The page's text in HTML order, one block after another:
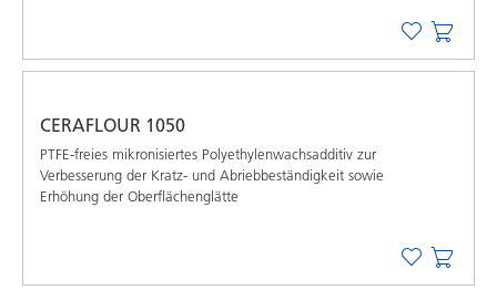
CERAFLOUR 1050
PTFE-freies mikronisiertes Polyethylenwachsadditiv zur
Verbesserung der Kratz- und Abriebbeständigkeit sowie
Erhöhung der Oberflächenglätte